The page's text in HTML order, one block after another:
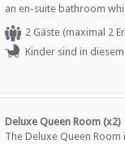
an en-suite bathroom
room has a kitchenette,
sitting area and wireless
2 Gäste (maximal 2
Kinder sind in
Deluxe Queen Room (x2)
The Deluxe Queen